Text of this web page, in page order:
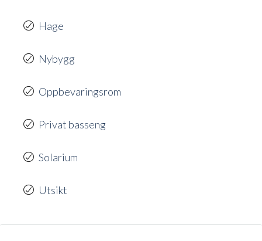
Hage
Nybygg
Oppbevaringsrom
Privat basseng
Solarium
Utsikt